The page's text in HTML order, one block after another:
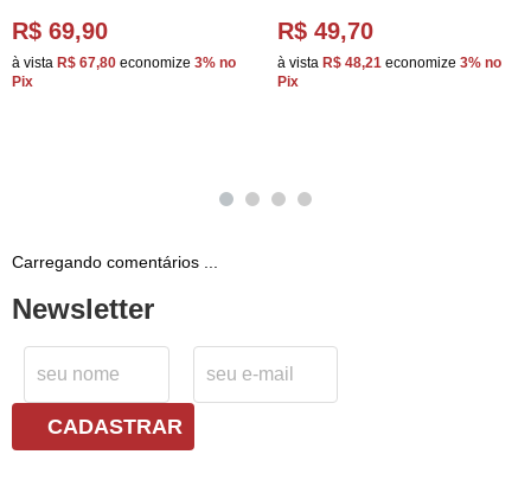
R$ 69,90
à vista R$ 67,80 economize 3% no
Pix
R$ 49,70
à vista R$ 48,21 economize 3% no
Pix
Carregando comentários ...
Newsletter
CADASTRAR